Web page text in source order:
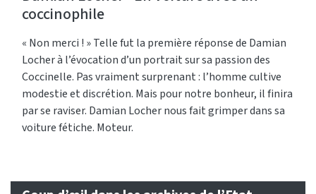
coccinophile
« Non merci ! » Telle fut la première réponse de Damian
Locher à l’évocation d’un portrait sur sa passion des
Coccinelle. Pas vraiment surprenant : l’homme cultive
modestie et discrétion. Mais pour notre bonheur, il finira
par se raviser. Damian Locher nous fait grimper dans sa
voiture fétiche. Moteur.